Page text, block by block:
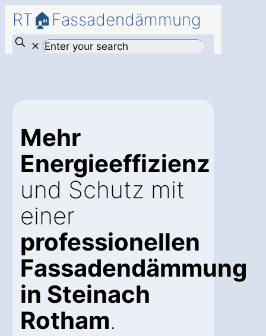
RT🏠Fassadendämmung
✕
Mehr
Energieeffizienz
und Schutz mit
einer
professionellen
Fassadendämmung
in Steinach
Rotham.